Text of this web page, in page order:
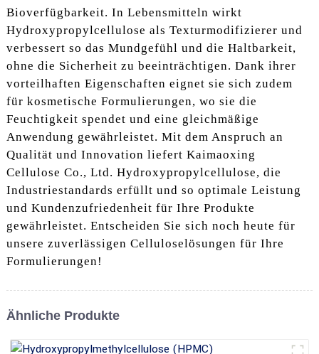
Bioverfügbarkeit. In Lebensmitteln wirkt
Hydroxypropylcellulose als Texturmodifizierer und
verbessert so das Mundgefühl und die Haltbarkeit,
ohne die Sicherheit zu beeinträchtigen. Dank ihrer
vorteilhaften Eigenschaften eignet sie sich zudem
für kosmetische Formulierungen, wo sie die
Feuchtigkeit spendet und eine gleichmäßige
Anwendung gewährleistet. Mit dem Anspruch an
Qualität und Innovation liefert Kaimaoxing
Cellulose Co., Ltd. Hydroxypropylcellulose, die
Industriestandards erfüllt und so optimale Leistung
und Kundenzufriedenheit für Ihre Produkte
gewährleistet. Entscheiden Sie sich noch heute für
unsere zuverlässigen Celluloselösungen für Ihre
Formulierungen!
Ähnliche Produkte